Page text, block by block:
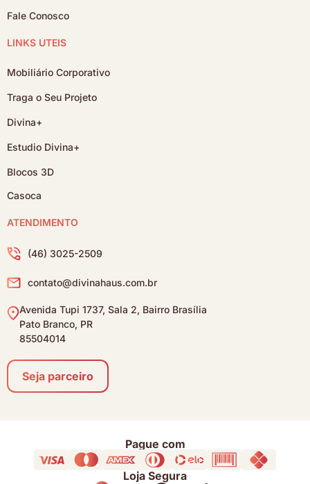
Fale Conosco
LINKS ÚTEIS
Mobiliário Corporativo
Traga o Seu Projeto
Divina+
Estudio Divina+
Blocos 3D
Casoca
ATENDIMENTO
(46) 3025-2509
contato@divinahaus.com.br
Avenida Tupi 1737, Sala 2, Bairro Brasília
Pato Branco, PR
85504014
Seja parceiro
Pague com
Loja Segura